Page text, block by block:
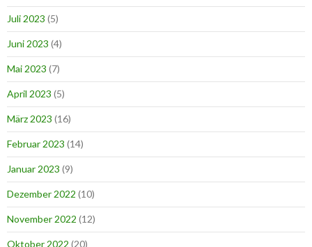
Juli 2023 (5)
Juni 2023 (4)
Mai 2023 (7)
April 2023 (5)
März 2023 (16)
Februar 2023 (14)
Januar 2023 (9)
Dezember 2022 (10)
November 2022 (12)
Oktober 2022 (20)